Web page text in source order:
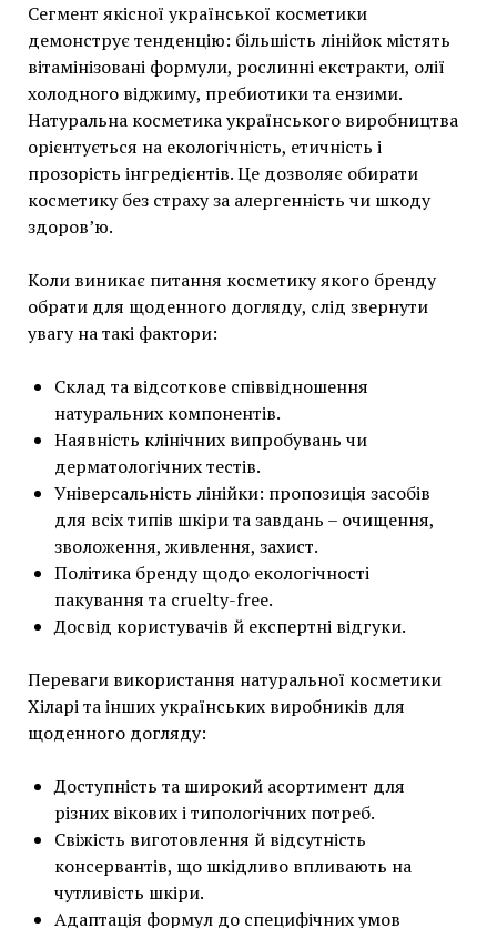
Сегмент якісної української косметики
демонструє тенденцію: більшість лінійок містять
вітамінізовані формули, рослинні екстракти, олії
холодного віджиму, пребиотики та ензими.
Натуральна косметика українського виробництва
орієнтується на екологічність, етичність і
прозорість інгредієнтів. Це дозволяє обирати
косметику без страху за алергенність чи шкоду
здоров’ю.
Коли виникає питання косметику якого бренду
обрати для щоденного догляду, слід звернути
увагу на такі фактори:
Склад та відсоткове співвідношення
натуральних компонентів.
Наявність клінічних випробувань чи
дерматологічних тестів.
Універсальність лінійки: пропозиція засобів
для всіх типів шкіри та завдань – очищення,
зволоження, живлення, захист.
Політика бренду щодо екологічності
пакування та cruelty-free.
Досвід користувачів й експертні відгуки.
Переваги використання натуральної косметики
Хіларі та інших українських виробників для
щоденного догляду:
Доступність та широкий асортимент для
різних вікових і типологічних потреб.
Свіжість виготовлення й відсутність
консервантів, що шкідливо впливають на
чутливість шкіри.
Адаптація формул до специфічних умов